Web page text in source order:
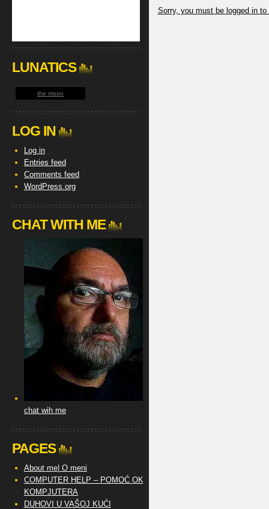
Sorry, you must be logged in
LUNATICS
the moon
LOG IN
Log in
Entries feed
Comments feed
WordPress.org
CHAT WITH ME
chat wih me
PAGES
About me| O meni
COMPUTER HELP – POMOĆ OKO
KOMPJUTERA
DUHOVI U VAŠOJ KUĆI